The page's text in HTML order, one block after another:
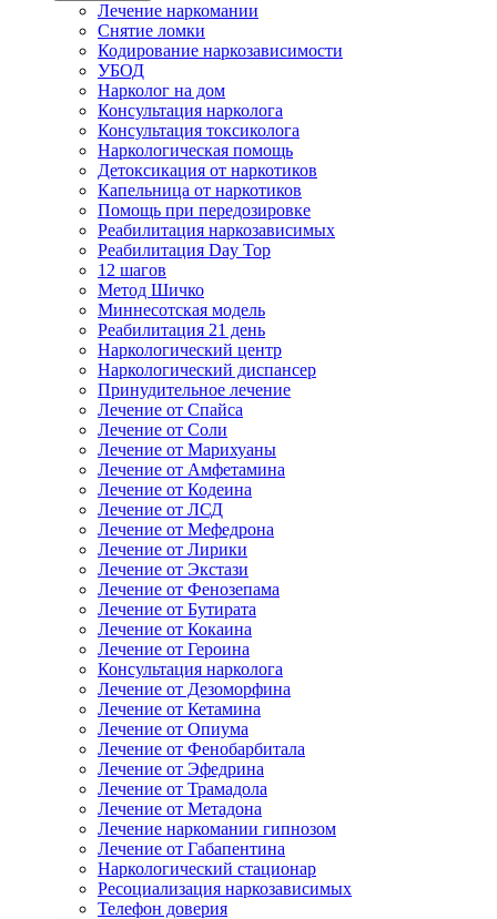
Лечение наркомании
Снятие ломки
Кодирование наркозависимости
УБОД
Нарколог на дом
Консультация нарколога
Консультация токсиколога
Наркологическая помощь
Детоксикация от наркотиков
Капельница от наркотиков
Помощь при передозировке
Реабилитация наркозависимых
Реабилитация Day Top
12 шагов
Метод Шичко
Миннесотская модель
Реабилитация 21 день
Наркологический центр
Наркологический диспансер
Принудительное лечение
Лечение от Спайса
Лечение от Соли
Лечение от Марихуаны
Лечение от Амфетамина
Лечение от Кодеина
Лечение от ЛСД
Лечение от Мефедрона
Лечение от Лирики
Лечение от Экстази
Лечение от Фенозепама
Лечение от Бутирата
Лечение от Кокаина
Лечение от Героина
Консультация нарколога
Лечение от Дезоморфина
Лечение от Кетамина
Лечение от Опиума
Лечение от Фенобарбитала
Лечение от Эфедрина
Лечение от Трамадола
Лечение от Метадона
Лечение наркомании гипнозом
Лечение от Габапентина
Наркологический стационар
Ресоциализация наркозависимых
Телефон доверия